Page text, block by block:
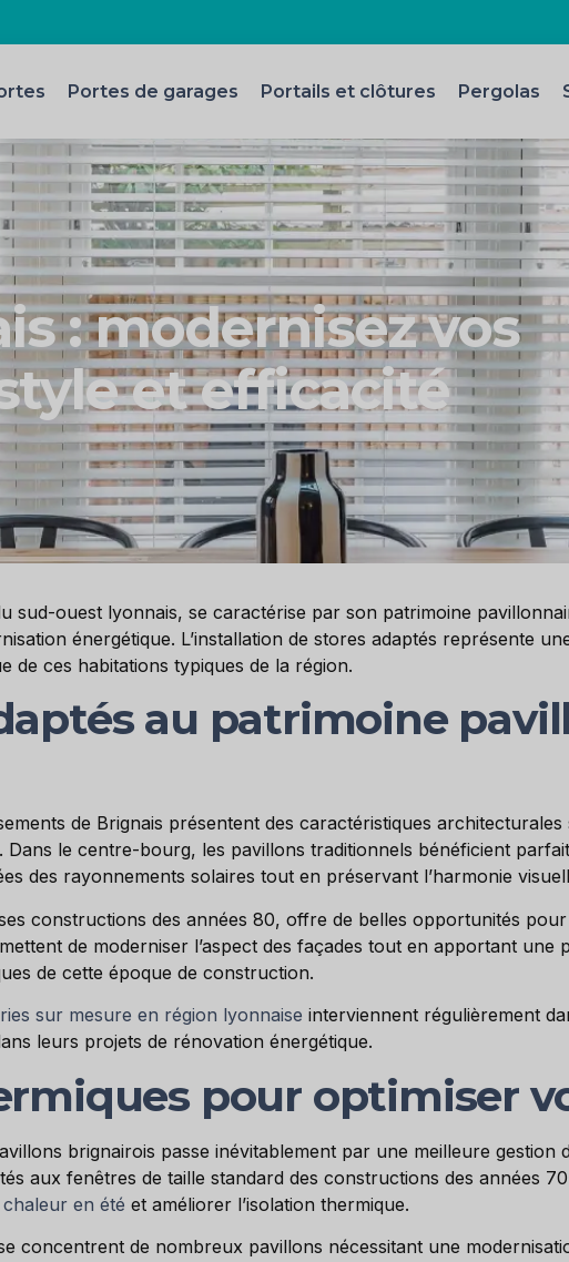
Portes de garages Portails et clôtures Pergolas
: modernisez vos
et efficacité
sud-ouest lyonnais, se caractérise par son patrimoine
énergétique. L’installation de stores adaptés représente
de ces habitations typiques de la région.
au patrimoine
de Brignais présentent des caractéristiques
Dans le centre-bourg, les pavillons traditionnels bénéficient
des rayonnements solaires tout en préservant l’harmonie
constructions des années 80, offre de belles opportunités
de moderniser l’aspect des façades tout en apportant une
de cette époque de construction.
sur mesure en région lyonnaise interviennent régulièrement
leurs projets de rénovation énergétique.
pour optimiser
brignairois passe inévitablement par une meilleure gestion
aux fenêtres de taille standard des constructions des années
en été et améliorer l’isolation thermique.
concentrent de nombreux pavillons nécessitant une